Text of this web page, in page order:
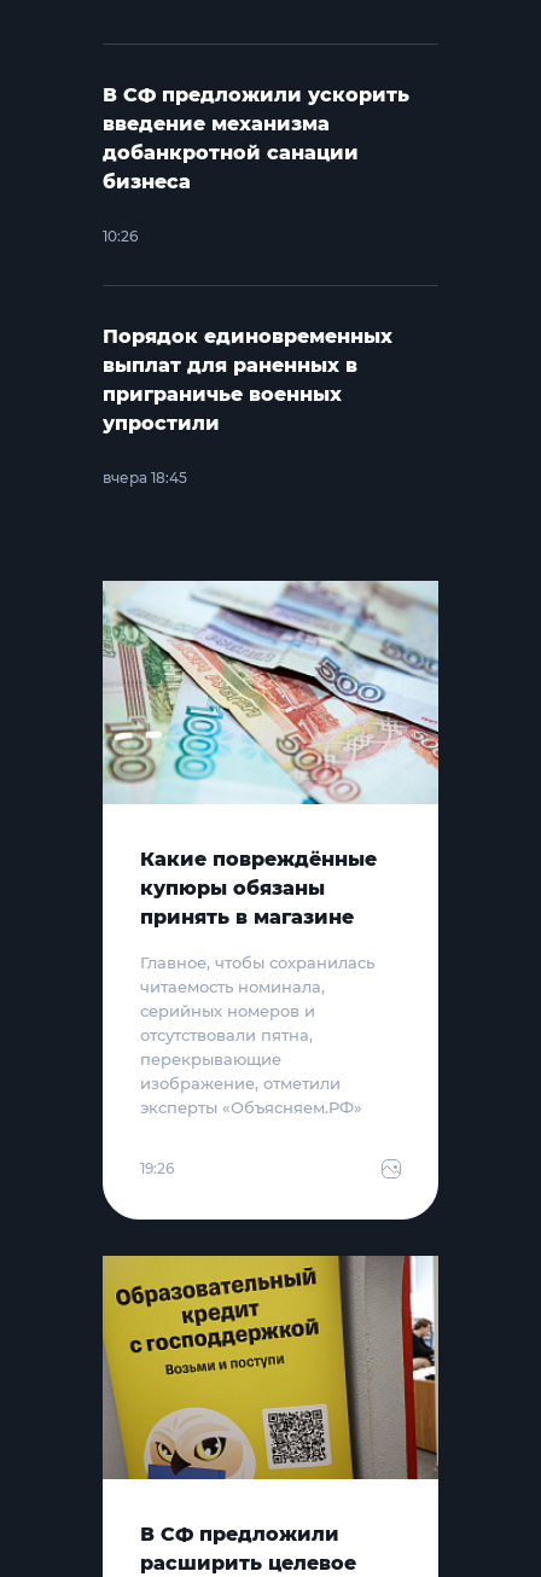
В СФ предложили ускорить
введение механизма
добанкротной санации
бизнеса
10:26
Порядок единовременных
выплат для раненных в
приграничье военных
упростили
вчера 18:45
Какие повреждённые
купюры обязаны
принять в магазине
Главное, чтобы сохранилась
читаемость номинала,
серийных номеров и
отсутствовали пятна,
перекрывающие
изображение, отметили
эксперты «Объясняем.РФ»
19:26
В СФ предложили
расширить целевое